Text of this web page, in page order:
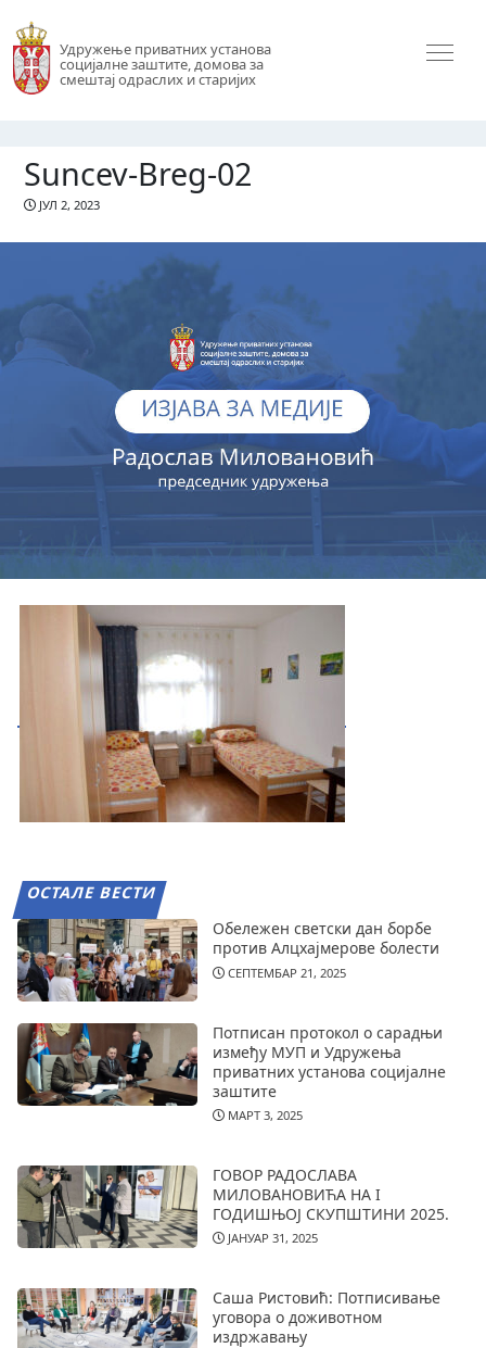
Удружење приватних установа
социјалне заштите, домова за
смештај одраслих и старијих
Suncev-Breg-02
ЈУЛ 2, 2023
ОСТАЛЕ ВЕСТИ
Обележен светски дан борбе
против Алцхајмерове болести
СЕПТЕМБАР 21, 2025
Потписан протокол о сарадњи
између МУП и Удружења
приватних установа социјалне
заштите
МАРТ 3, 2025
ГОВОР РАДОСЛАВА
МИЛОВАНОВИЋА НА I
ГОДИШЊОЈ СКУПШТИНИ 2025.
ЈАНУАР 31, 2025
Саша Ристовић: Потписивање
уговора о доживотном
издржавању